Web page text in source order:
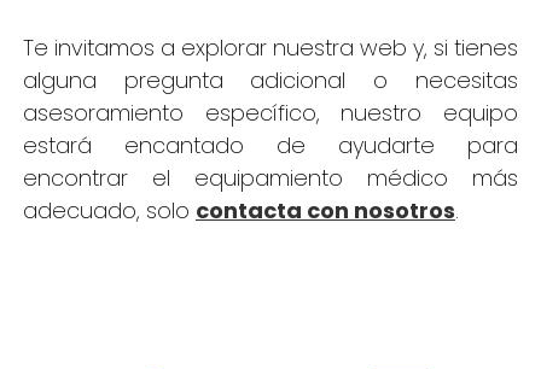
Te invitamos a explorar nuestra web y, si tienes
alguna pregunta adicional o necesitas
asesoramiento específico, nuestro equipo
estará encantado de ayudarte para
encontrar el equipamiento médico más
adecuado, solo contacta con nosotros.